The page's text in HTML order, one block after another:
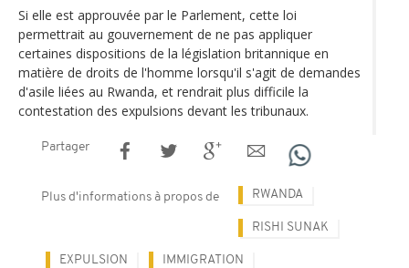
Si elle est approuvée par le Parlement, cette loi
permettrait au gouvernement de ne pas appliquer
certaines dispositions de la législation britannique en
matière de droits de l'homme lorsqu'il s'agit de demandes
d'asile liées au Rwanda, et rendrait plus difficile la
contestation des expulsions devant les tribunaux.
Partager
Plus d'informations à propos de RWANDA
RISHI SUNAK
EXPULSION IMMIGRATION